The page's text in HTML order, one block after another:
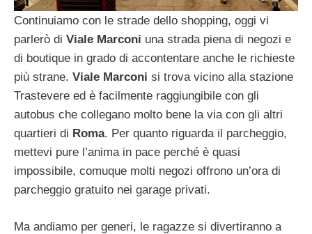
Continuiamo con le strade dello shopping, oggi vi
parlerò di Viale Marconi una strada piena di negozi e
di boutique in grado di accontentare anche le richieste
più strane. Viale Marconi si trova vicino alla stazione
Trastevere ed è facilmente raggiungibile con gli
autobus che collegano molto bene la via con gli altri
quartieri di Roma. Per quanto riguarda il parcheggio,
mettevi pure l’anima in pace perché è quasi
impossibile, comuque molti negozi offrono un’ora di
parcheggio gratuito nei garage privati.
Ma andiamo per generi, le ragazze si divertiranno a